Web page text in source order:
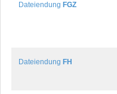
Dateiendung FGZ
Dateiendung FH